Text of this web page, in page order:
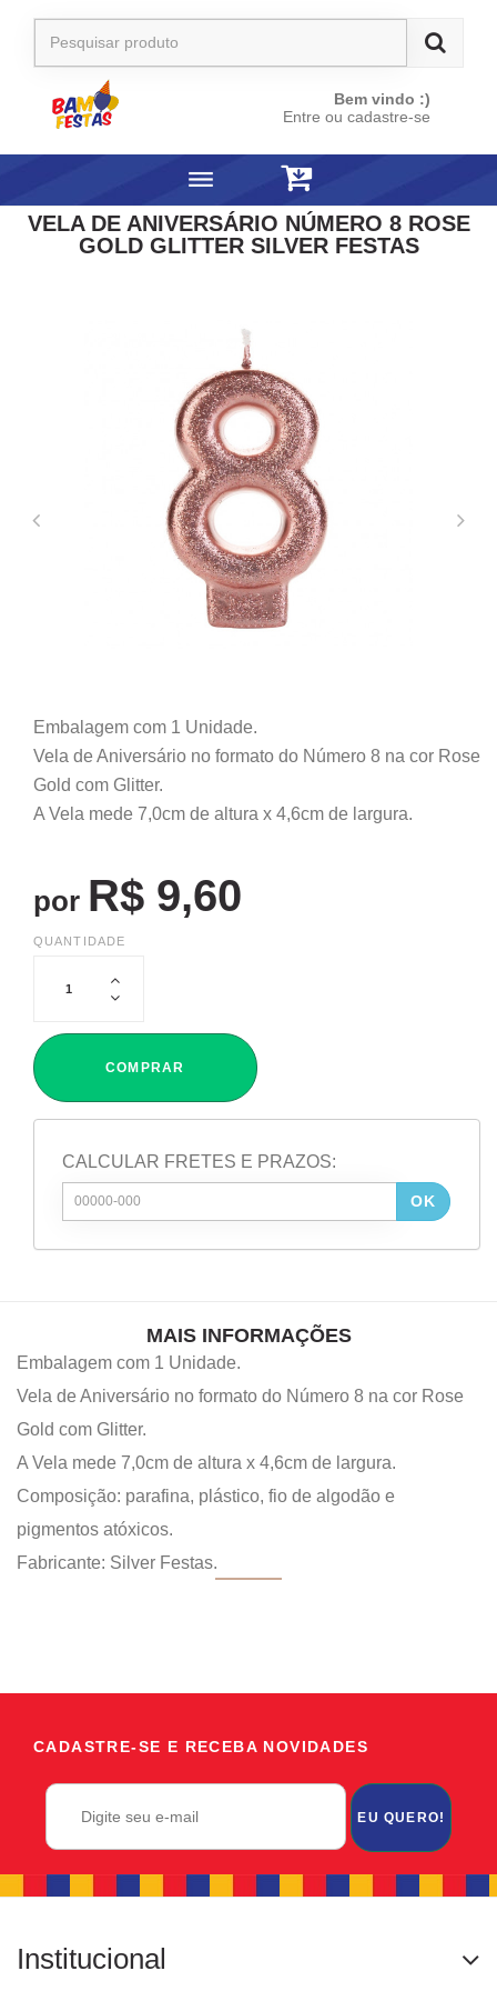
Bem vindo :)
Entre ou cadastre-se
VELA DE ANIVERSÁRIO NÚMERO 8 ROSE
GOLD GLITTER SILVER FESTAS
Embalagem com 1 Unidade.
Vela de Aniversário no formato do Número 8 na cor Rose
Gold com Glitter.
A Vela mede 7,0cm de altura x 4,6cm de largura.
por R$ 9,60
QUANTIDADE
COMPRAR
CALCULAR FRETES E PRAZOS:
OK
MAIS INFORMAÇÕES
Embalagem com 1 Unidade.
Vela de Aniversário no formato do Número 8 na cor Rose
Gold com Glitter.
A Vela mede 7,0cm de altura x 4,6cm de largura.
Composição: parafina, plástico, fio de algodão e
pigmentos atóxicos.
Fabricante: Silver Festas.
CADASTRE-SE E RECEBA NOVIDADES
EU QUERO!
Institucional